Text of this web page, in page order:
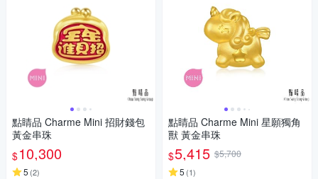
點睛品 Charme Mini 招財錢包
黃金串珠
$10,300
5 (2)
點睛品 Charme Mini 星願獨角
獸 黃金串珠
$5,415 $5,700
5 (1)